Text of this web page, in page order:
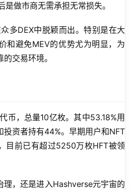
做市商无需承担无常损失。
多DEX中脱颖而出。特别是在大
和避免MEV的优势尤为明显，为
交易环境。
币，总量10亿枚。其中53.18%用
投资者持有44%。早期用户和NFT
目前已有超过5250万枚HFT被领
理，还是进入Hashverse元宇宙的